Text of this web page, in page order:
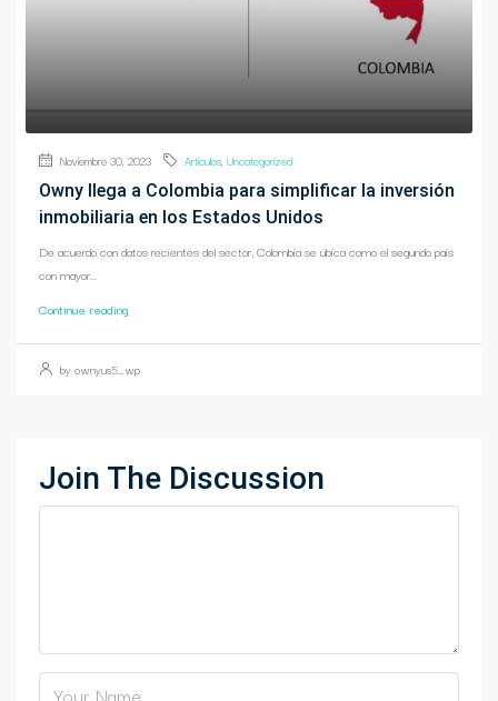
Noviembre 30, 2023 Artículos, Uncategorized
Owny llega a Colombia para simplificar la inversión
inmobiliaria en los Estados Unidos
De acuerdo con datos recientes del sector, Colombia se ubica como el segundo país
con mayor...
Continue reading
by ownyus5_wp
Join The Discussion